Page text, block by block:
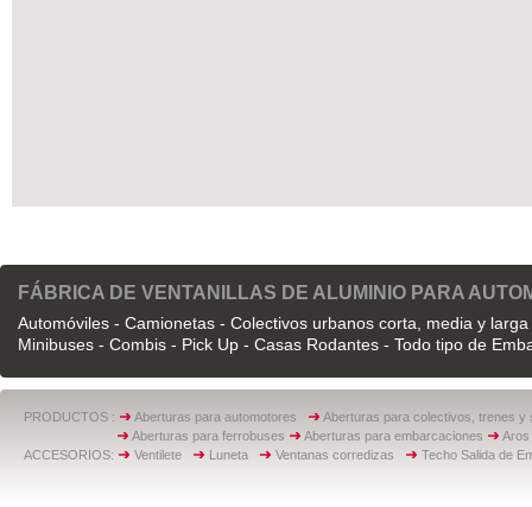
FÁBRICA DE VENTANILLAS DE ALUMINIO PARA
Automóviles - Camionetas - Colectivos urbanos corta, media y
Minibuses - Combis - Pick Up - Casas Rodantes - Todo tipo de
PRODUCTOS : Aberturas para automotores
Aberturas para colectivos, trenes y
Aberturas para ferrobuses
Aberturas para embarcaciones
ACCESORIOS:
Ventilete Luneta Ventanas corredizas Techo Salida de